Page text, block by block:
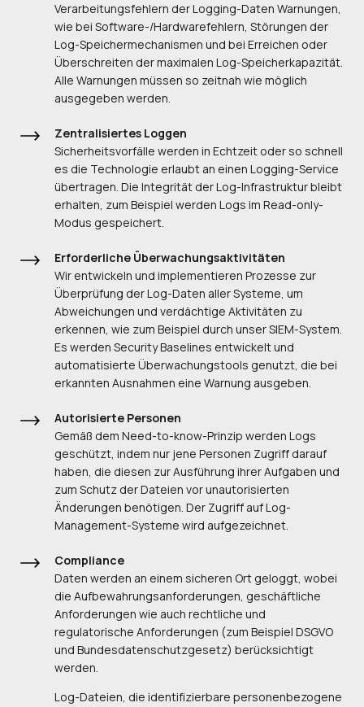
Verarbeitungsfehlern der Logging-Daten Warnungen,
wie bei Software-/Hardwarefehlern, Störungen der
Log-Speichermechanismen und bei Erreichen oder
Überschreiten der maximalen Log-Speicherkapazität.
Alle Warnungen müssen so zeitnah wie möglich
ausgegeben werden.
Zentralisiertes Loggen
Sicherheitsvorfälle werden in Echtzeit oder so schnell
es die Technologie erlaubt an einen Logging-Service
übertragen. Die Integrität der Log-Infrastruktur bleibt
erhalten, zum Beispiel werden Logs im Read-only-
Modus gespeichert.
Erforderliche Überwachungsaktivitäten
Wir entwickeln und implementieren Prozesse zur
Überprüfung der Log-Daten aller Systeme, um
Abweichungen und verdächtige Aktivitäten zu
erkennen, wie zum Beispiel durch unser SIEM-System.
Es werden Security Baselines entwickelt und
automatisierte Überwachungstools genutzt, die bei
erkannten Ausnahmen eine Warnung ausgeben.
Autorisierte Personen
Gemäß dem Need-to-know-Prinzip werden Logs
geschützt, indem nur jene Personen Zugriff darauf
haben, die diesen zur Ausführung ihrer Aufgaben und
zum Schutz der Dateien vor unautorisierten
Änderungen benötigen. Der Zugriff auf Log-
Management-Systeme wird aufgezeichnet.
Compliance
Daten werden an einem sicheren Ort geloggt, wobei
die Aufbewahrungsanforderungen, geschäftliche
Anforderungen wie auch rechtliche und
regulatorische Anforderungen (zum Beispiel DSGVO
und Bundesdatenschutzgesetz) berücksichtigt
werden.
Log-Dateien, die identifizierbare personenbezogene